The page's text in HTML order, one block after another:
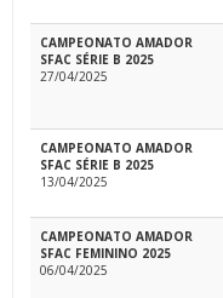
CAMPEONATO AMADOR
SFAC SÉRIE B 2025
27/04/2025
CAMPEONATO AMADOR
SFAC SÉRIE B 2025
13/04/2025
CAMPEONATO AMADOR
SFAC FEMININO 2025
06/04/2025